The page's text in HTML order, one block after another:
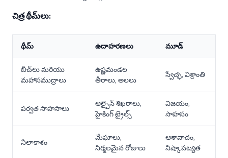
చిత్ర థీమ్‌లు:
థీమ్ ఉదాహరణలు మూడ్
బీచ్‌లు మరియు
మహాసముద్రాలు
ఉష్ణమండల
తీరాలు, అలలు
స్వేచ్ఛ, విశ్రాంతి
పర్వత సాహసాలు
ఆల్పైన్ శిఖరాలు,
హైకింగ్ ట్రైల్స్
విజయం,
సాహసం
నీలాకాశం
మేఘాలు,
నిర్మలమైన రోజులు
ఆశావాదం,
నిష్కాపట్యత